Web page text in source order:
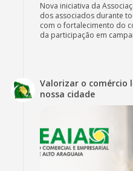
Nova iniciativa da
dos associados durante
com o fortalecimento do
da participação em
Valorizar o comércio
nossa cidade